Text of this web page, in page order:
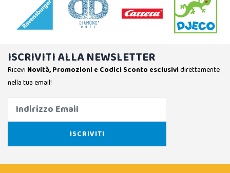
ISCRIVITI ALLA NEWSLETTER
Ricevi Novità, Promozioni e Codici Sconto esclusividirettamente
nella tua email!